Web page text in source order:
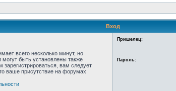
Вход
всего несколько минут, но
быть установлены также
зарегистрироваться, вам следует
ваше присутствие на форумах
Пришелец:
Пароль: